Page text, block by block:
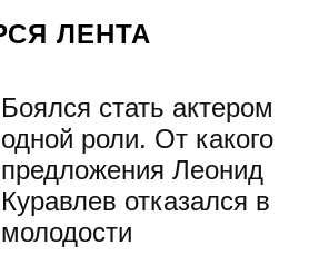
ЛЕНТА
Боялся стать актером
одной роли. От какого
предложения Леонид
Куравлев отказался в
молодости